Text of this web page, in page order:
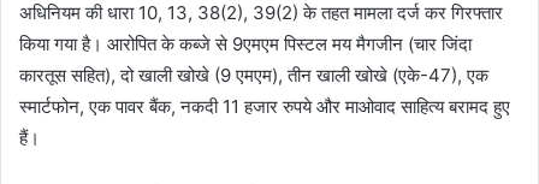
अधिनियम की धारा 10, 13, 38(2), 39(2) के तहत मामला दर्ज कर गिरफ्तार
किया गया है। आरोपित के कब्जे से 9एमएम पिस्टल मय मैगजीन (चार जिंदा
कारतूस सहित), दो खाली खोखे (9 एमएम), तीन खाली खोखे (एके-47), एक
स्मार्टफोन, एक पावर बैंक, नकदी 11 हजार रुपये और माओवाद साहित्य बरामद हुए
हैं।